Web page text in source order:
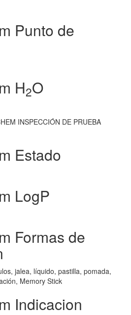
Punto de
H2O
INSPECCIÓN DE PRUEBA
Estado
LogP
Formas de
jalea, líquido, pastilla, pomada,
Memory Stick
Indicacion